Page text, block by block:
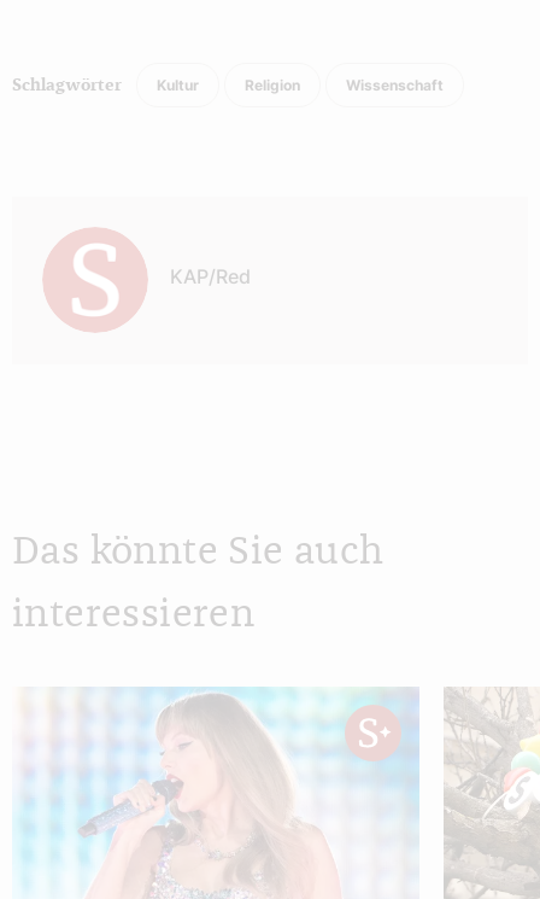
Schlagwörter Kultur Religion Wissenschaft
KAP/Red
Das könnte Sie auch
interessieren